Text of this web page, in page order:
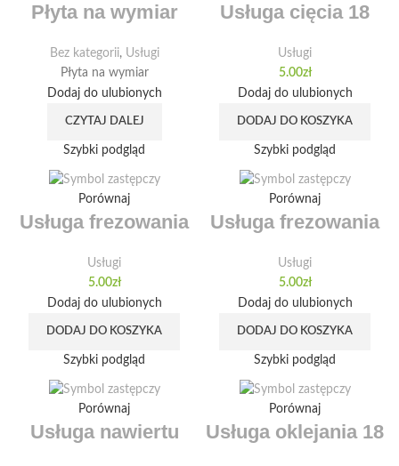
Płyta na wymiar
Bez kategorii, Usługi
Płyta na wymiar
Dodaj do ulubionych
CZYTAJ DALEJ
Szybki podgląd
Usługa cięcia 18
Usługi
5.00zł
Dodaj do ulubionych
DODAJ DO KOSZYKA
Szybki podgląd
Porównaj
Usługa frezowania
Usługi
5.00zł
Dodaj do ulubionych
DODAJ DO KOSZYKA
Szybki podgląd
Porównaj
Usługa frezowania
Usługi
5.00zł
Dodaj do ulubionych
DODAJ DO KOSZYKA
Szybki podgląd
Porównaj
Usługa nawiertu
Porównaj
Usługa oklejania 18